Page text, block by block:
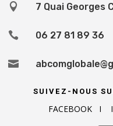
 7 Quai Georges
 06 27 81 89 36

SUIVEZ-NOUS
FACEBOOK I